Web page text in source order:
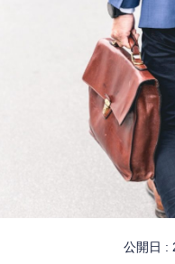
キャンペーン
時期
彼氏 片思い
公開日 :